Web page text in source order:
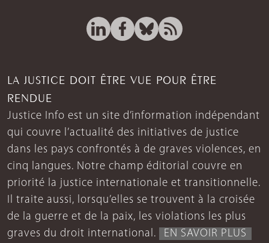
LA JUSTICE DOIT ÊTRE VUE POUR ÊTRE
RENDUE
Justice Info est un site d’information indépendant
qui couvre l’actualité des initiatives de justice
dans les pays confrontés à de graves violences, en
cinq langues. Notre champ éditorial couvre en
priorité la justice internationale et transitionnelle.
Il traite aussi, lorsqu’elles se trouvent à la croisée
de la guerre et de la paix, les violations les plus
graves du droit international.
EN SAVOIR PLUS